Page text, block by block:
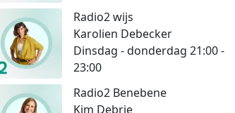
Radio2 wijs
Karolien Debecker
Dinsdag - donderdag 21:00 -
23:00
Radio2 Benebene
Kim Debrie